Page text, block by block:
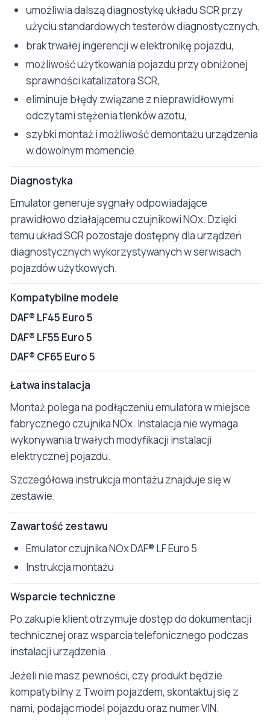
umożliwia dalszą diagnostykę układu SCR przy
użyciu standardowych testerów diagnostycznych,
brak trwałej ingerencji w elektronikę pojazdu,
możliwość użytkowania pojazdu przy obniżonej
sprawności katalizatora SCR,
eliminuje błędy związane z nieprawidłowymi
odczytami stężenia tlenków azotu,
szybki montaż i możliwość demontażu urządzenia
w dowolnym momencie.
Diagnostyka
Emulator generuje sygnały odpowiadające
prawidłowo działającemu czujnikowi NOx. Dzięki
temu układ SCR pozostaje dostępny dla urządzeń
diagnostycznych wykorzystywanych w serwisach
pojazdów użytkowych.
Kompatybilne modele
DAF® LF45 Euro 5
DAF® LF55 Euro 5
DAF® CF65 Euro 5
Łatwa instalacja
Montaż polega na podłączeniu emulatora w miejsce
fabrycznego czujnika NOx. Instalacja nie wymaga
wykonywania trwałych modyfikacji instalacji
elektrycznej pojazdu.
Szczegółowa instrukcja montażu znajduje się w
zestawie.
Zawartość zestawu
Emulator czujnika NOx DAF® LF Euro 5
Instrukcja montażu
Wsparcie techniczne
Po zakupie klient otrzymuje dostęp do dokumentacji
technicznej oraz wsparcia telefonicznego podczas
instalacji urządzenia.
Jeżeli nie masz pewności, czy produkt będzie
kompatybilny z Twoim pojazdem, skontaktuj się z
nami, podając model pojazdu oraz numer VIN.